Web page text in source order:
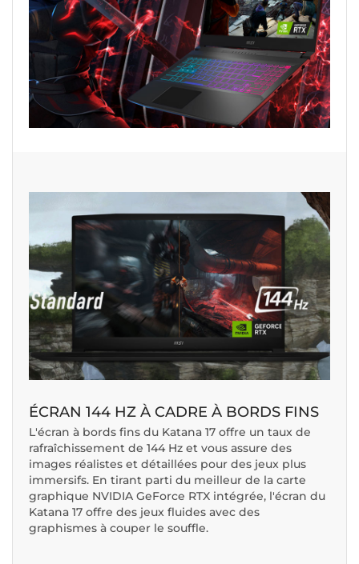
ÉCRAN 144 HZ À CADRE À BORDS FINS
L'écran à bords fins du Katana 17 offre un taux de
rafraîchissement de 144 Hz et vous assure des
images réalistes et détaillées pour des jeux plus
immersifs. En tirant parti du meilleur de la carte
graphique NVIDIA GeForce RTX intégrée, l'écran du
Katana 17 offre des jeux fluides avec des
graphismes à couper le souffle.